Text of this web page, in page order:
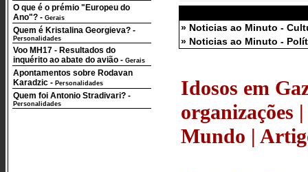
O que é o prémio "Europeu do
Ano"? - Gerais
Quem é Kristalina Georgieva? -
Personalidades
Voo MH17 - Resultados do
inquérito ao abate do avião - Gerais
Apontamentos sobre Rodavan
Karadzic - Personalidades
Quem foi Antonio Stradivari? -
Personalidades
» Noticias ao Minuto -
» Noticias ao Minuto -
Idosos em
organizações
Mundo |